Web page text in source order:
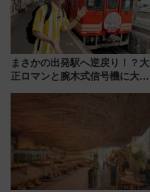
まさかの出発駅へ逆戻り！？大
正ロマンと腕木式信号機に大興